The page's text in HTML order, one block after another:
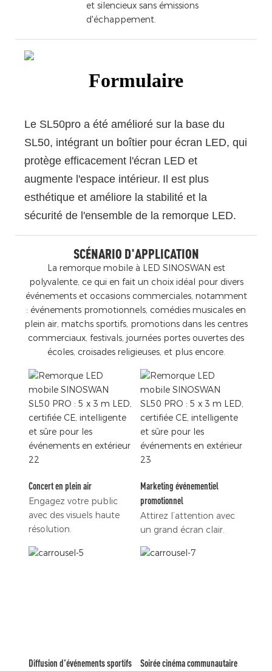
et silencieux sans émissions
d'échappement.
Formulaire
Le SL50pro a été amélioré sur la base du
SL50, intégrant un boîtier pour écran LED, qui
protège efficacement l'écran LED et
augmente l'espace intérieur. Il est plus
esthétique et améliore la stabilité et la
sécurité de l'ensemble de la remorque LED.
SCÉNARIO D'APPLICATION
La remorque mobile à LED SINOSWAN est
polyvalente, ce qui en fait un choix idéal pour divers
événements et occasions commerciales, notamment
: événements promotionnels, comédies musicales en
plein air, matchs sportifs, promotions dans les centres
commerciaux, festivals, journées portes ouvertes des
écoles, croisades religieuses, et plus encore.
Concert en plein air
Engagez votre public
avec des visuels haute
résolution.
Marketing événementiel
promotionnel
Attirez l’attention avec
un grand écran clair.
Diffusion d'événements sportifs
Soirée cinéma communautaire